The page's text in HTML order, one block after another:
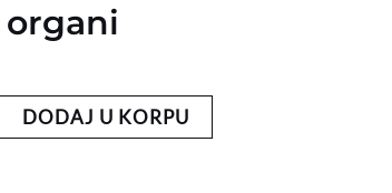
organi
DODAJ U KORPU